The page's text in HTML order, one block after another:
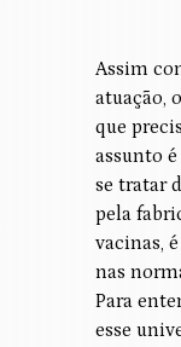
Assim
atuação,
que
assunto
se tratar
pela
vacinas,
nas
Para
esse